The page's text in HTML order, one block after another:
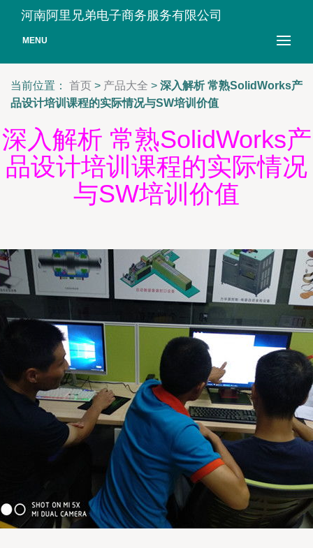
河南阿里兄弟电子商务服务有限公司
MENU
当前位置： 首页 > 产品大全 > 深入解析 常熟SolidWorks产
品设计培训课程的实际情况与SW培训价值
深入解析 常熟SolidWorks产
品设计培训课程的实际情况
与SW培训价值